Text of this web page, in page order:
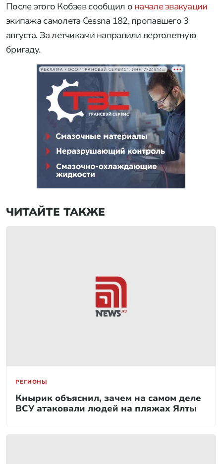
После этого Кобзев сообщил о начале эвакуации
экипажа самолета Cessna 182, пропавшего 3
августа. За летчиками направили вертолетную
бригаду.
РЕКЛАМА • ООО "ТРАНСВЭЙ СЕРВИС", ИНН 7724814198
ЧИТАЙТЕ ТАКЖЕ
РЕГИОНЫ
Кнырик объяснил, зачем на самом деле
ВСУ атаковали людей на пляжах Ялты